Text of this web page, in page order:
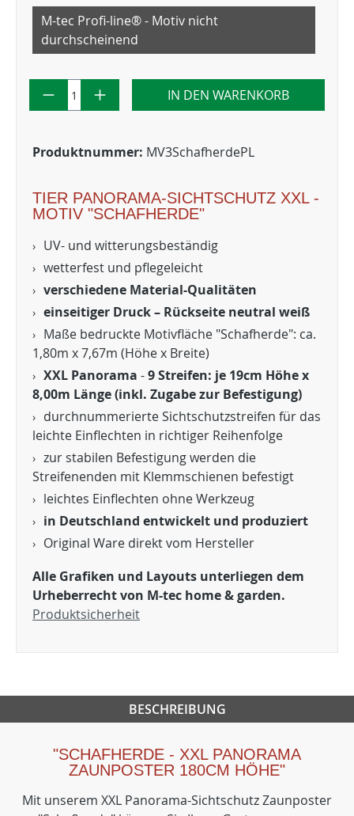
M-tec Profi-line® - Motiv nicht
durchscheinend
IN DEN WARENKORB
Produktnummer: MV3SchafherdePL
TIER PANORAMA-SICHTSCHUTZ XXL -
MOTIV "SCHAFHERDE"
UV- und witterungsbeständig
wetterfest und pflegeleicht
verschiedene Material-Qualitäten
einseitiger Druck – Rückseite neutral weiß
Maße bedruckte Motivfläche "Schafherde": ca.
1,80m x 7,67m (Höhe x Breite)
XXL Panorama -9 Streifen: je 19cm Höhe x
8,00m Länge (inkl. Zugabe zur Befestigung)
durchnummerierte Sichtschutzstreifen für das
leichte Einflechten in richtiger Reihenfolge
zur stabilen Befestigung werden die
Streifenenden mit Klemmschienen befestigt
leichtes Einflechten ohne Werkzeug
in Deutschland entwickelt und produziert
Original Ware direkt vom Hersteller
Alle Grafiken und Layouts unterliegen dem
Urheberrecht von M-tec home & garden.
Produktsicherheit
BESCHREIBUNG
"SCHAFHERDE - XXL PANORAMA
ZAUNPOSTER 180CM HÖHE"
Mit unserem XXL Panorama-Sichtschutz Zaunposter